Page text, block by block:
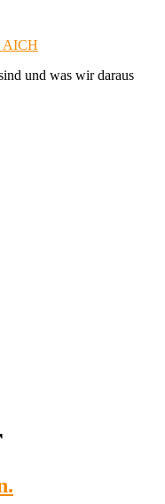
AICH
und was wir daraus